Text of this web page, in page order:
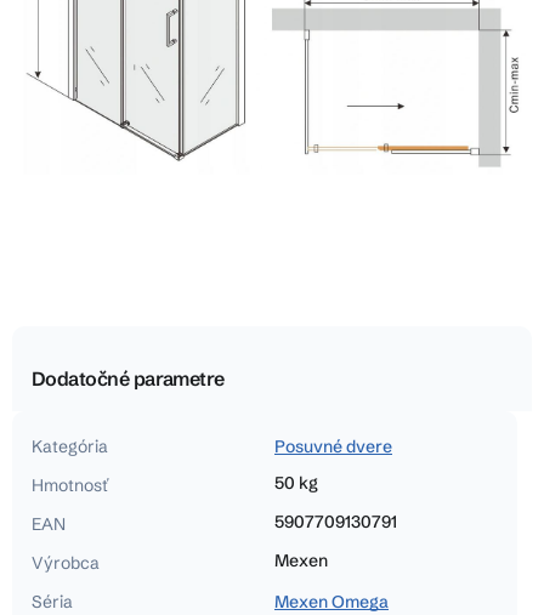
Dodatočné parametre
Kategória
Posuvné dvere
Hmotnosť
50 kg
EAN
5907709130791
Výrobca
Mexen
Séria
Mexen Omega